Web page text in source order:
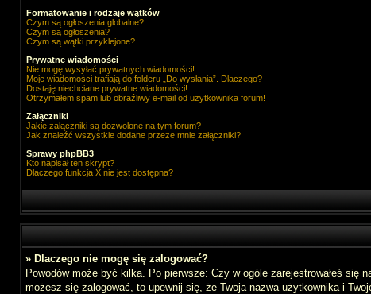
Formatowanie i rodzaje wątków
Czym są ogłoszenia globalne?
Czym są ogłoszenia?
Czym są wątki przyklejone?
Prywatne wiadomości
Nie mogę wysyłać prywatnych wiadomości!
Moje wiadomości trafiają do folderu „Do wysłania”. Dlaczego?
Dostaję niechciane prywatne wiadomości!
Otrzymałem spam lub obraźliwy e-mail od użytkownika forum!
Załączniki
Jakie załączniki są dozwolone na tym forum?
Jak znaleźć wszystkie dodane przeze mnie załączniki?
Sprawy phpBB3
Kto napisał ten skrypt?
Dlaczego funkcja X nie jest dostępna?
» Dlaczego nie mogę się zalogować?
Powodów może być kilka. Po pierwsze: Czy w ogóle zarejestrowałeś
możesz się zalogować, to upewnij się, że Twoja nazwa użytkownika i